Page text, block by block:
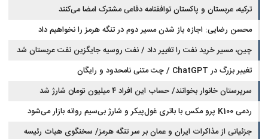
ترکیه، عربستان و پاکستان توافقنامه دفاعی مشترک امضا می‌کنند
محسن رضایی: اجازه باز شدن مسیر دوم در تنگه هرمز را نخواهیم داد
چین، مسیر خرید نفت را تغییر داد / نفت روسیه جایگزین نفت عربستان شد
تغییر بزرگ در ChatGPT / چت متنی نامحدود و رایگان
سرپرستان خانوار بخوانند/ حساب این افراد ۴ میلیون تومان شارژ شد
ردمی K100 پرو مکس با باتری غول‌پیکر و شارژ بی‌سیم روانه بازار می‌شود
جزئیاتی از مذاکرات ایران و عمان بر سر تنگه هرمز/ سخنگوی هیات رئیسه